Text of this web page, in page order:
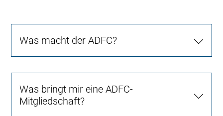
Was macht der ADFC?
Was bringt mir eine ADFC-
Mitgliedschaft?